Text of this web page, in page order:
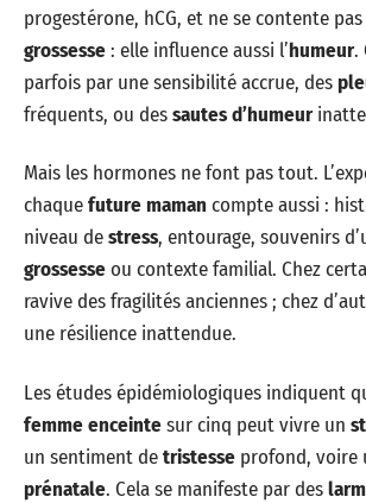
progestérone, hCG, et ne se contente
grossesse: elle influence aussi l’humeur.
parfois par une sensibilité accrue, des
fréquents, ou dessautes d’humeur
Mais les hormones ne font pas tout.
chaquefuture maman compte aussi :
niveau destress, entourage, souvenirs
grossesseou contexte familial. Chez
ravive des fragilités anciennes ; chez
une résilience inattendue.
Les études épidémiologiques indiquent
femme enceintesur cinq peut vivre un
un sentiment detristesse profond, voire
prénatale. Cela se manifeste par des